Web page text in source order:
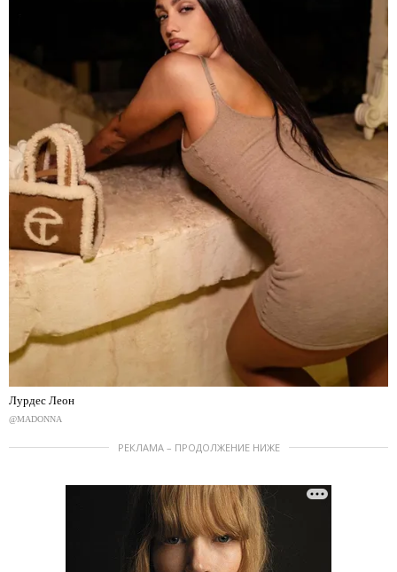
Лурдес Леон
@MADONNA
РЕКЛАМА – ПРОДОЛЖЕНИЕ НИЖЕ